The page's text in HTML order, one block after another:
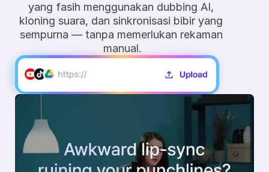
yang fasih menggunakan dubbing AI,
kloning suara, dan sinkronisasi bibir yang
sempurna — tanpa memerlukan rekaman
manual.